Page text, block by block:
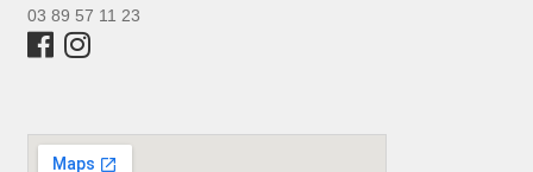
03 89 57 11 23